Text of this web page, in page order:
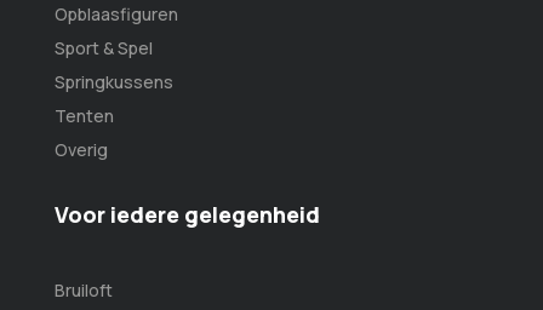
Opblaasfiguren
Sport & Spel
Springkussens
Tenten
Overig
Voor iedere gelegenheid
Bruiloft